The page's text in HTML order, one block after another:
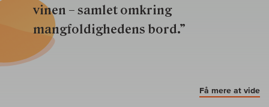
vinen – samlet omkring
mangfoldighedens bord.”
Få mere at vide